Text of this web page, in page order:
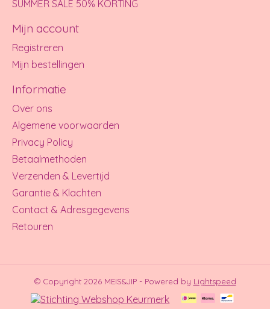
SUMMER SALE 50% KORTING
Mijn account
Registreren
Mijn bestellingen
Informatie
Over ons
Algemene voorwaarden
Privacy Policy
Betaalmethoden
Verzenden & Levertijd
Garantie & Klachten
Contact & Adresgegevens
Retouren
© Copyright 2026 MEIS&JIP - Powered by Lightspeed